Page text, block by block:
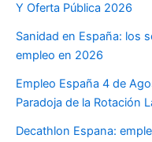
Y Oferta Pública 2026
Sanidad en España: los
empleo en 2026
Empleo España 4 de
Paradoja de la Rotación
Decathlon Espana: